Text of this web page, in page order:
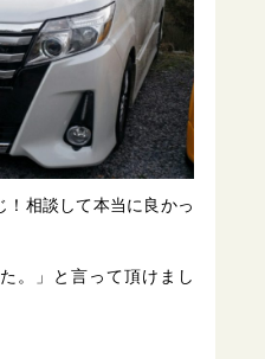
！相談して本当に良かっ
。」と言って頂けまし